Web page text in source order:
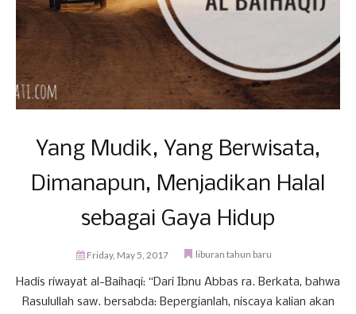
Yang Mudik, Yang Berwisata,
Dimanapun, Menjadikan Halal
sebagai Gaya Hidup
Friday, May 5, 2017 liburan tahun baru
Hadis riwayat al-Baihaqi: “Dari Ibnu Abbas ra. Berkata, bahwa
Rasulullah saw. bersabda: Bepergianlah, niscaya kalian akan